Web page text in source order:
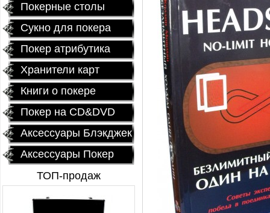
Покерные столы
Сукно для покера
Покер атрибутика
Хранители карт
Книги о покере
Покер на CD&DVD
Аксессуары Блэкджек
Аксессуары Покер
ТОП-продаж